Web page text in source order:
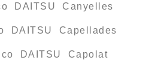
DAITSU Canyelles
DAITSU Capellades
DAITSU Capolat